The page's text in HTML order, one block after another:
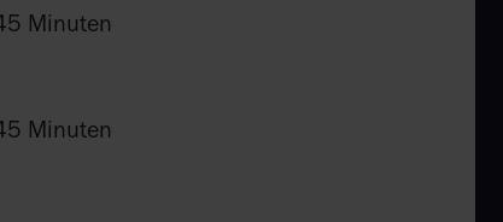
Minuten
Minuten